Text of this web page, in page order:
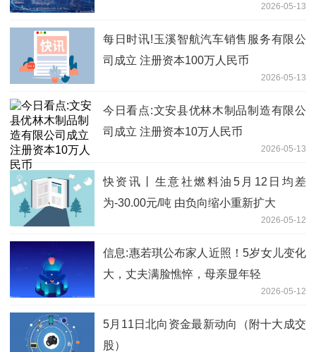
2026-05-13
每日时讯!玉溪智航汽车销售服务有限公
司成立 注册资本100万人民币
2026-05-13
今日看点:文安县优林木制品制造有限公
司成立 注册资本10万人民币
2026-05-13
快资讯丨生意社燃料油5月12日均差
为-30.00元/吨 由负向缩小重新扩大
2026-05-12
信息:惠若琪公布家人近照！5岁女儿变化
大，丈夫满脸憔悴，母亲显年轻
2026-05-12
5月11日北向资金最新动向（附十大成交
股）